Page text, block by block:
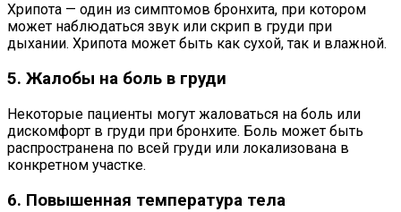
Хрипота — один из симптомов бронхита, при котором
может наблюдаться звук или скрип в груди при
дыхании. Хрипота может быть как сухой, так и влажной.
5. Жалобы на боль в груди
Некоторые пациенты могут жаловаться на боль или
дискомфорт в груди при бронхите. Боль может быть
распространена по всей груди или локализована в
конкретном участке.
6. Повышенная температура тела